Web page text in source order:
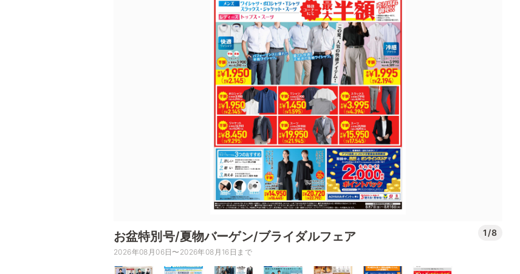
お盆特別号/夏物バーゲン/ブライダルフェア 1/8
2026年08月06日〜2026年08月16日まで